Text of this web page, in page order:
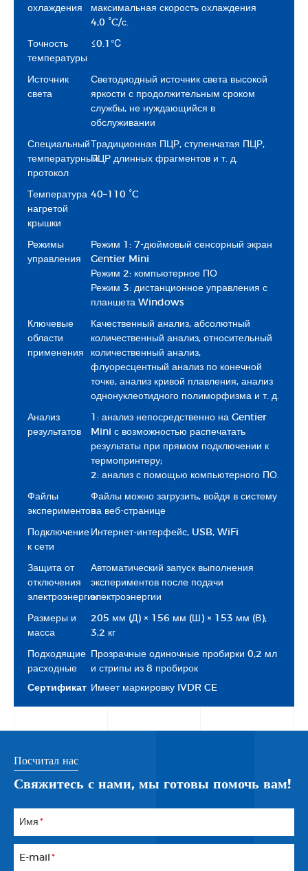
охлаждения
максимальная скорость охлаждения
4,0 °C/с.
Точность
температуры
≤0.1℃
Источник
света
Светодиодный источник света высокой
яркости с продолжительным сроком
службы, не нуждающийся в
обслуживании
Специальный
температурный
протокол
Традиционная ПЦР, ступенчатая ПЦР,
ПЦР длинных фрагментов и т. д.
Температура
нагретой
крышки
40–110 °C
Режимы
управления
Режим 1: 7-дюймовый сенсорный экран
Gentier Mini
Режим 2: компьютерное ПО
Режим 3: дистанционное управления с
планшета Windows
Ключевые
области
применения
Качественный анализ, абсолютный
количественный анализ, относительный
количественный анализ,
флуоресцентный анализ по конечной
точке, анализ кривой плавления, анализ
однонуклеотидного полиморфизма и т. д.
Анализ
результатов
1: анализ непосредственно на Gentier
Mini с возможностью распечатать
результаты при прямом подключении к
термопринтеру;
2: анализ с помощью компьютерного ПО.
Файлы
экспериментов
Файлы можно загрузить, войдя в систему
на веб-странице
Подключение
к сети
Интернет-интерфейс, USB, WiFi
Защита от
отключения
электроэнергии
Автоматический запуск выполнения
экспериментов после подачи
электроэнергии
Размеры и
масса
205 мм (Д) × 156 мм (Ш) × 153 мм (В);
3,2 кг
Подходящие
расходные
Прозрачные одиночные пробирки 0,2 мл
и стрипы из 8 пробирок
Сертификат Имеет маркировку IVDR CE
Посчитал нас
Свяжитесь с нами, мы готовы помочь вам!
Имя *
E-mail *